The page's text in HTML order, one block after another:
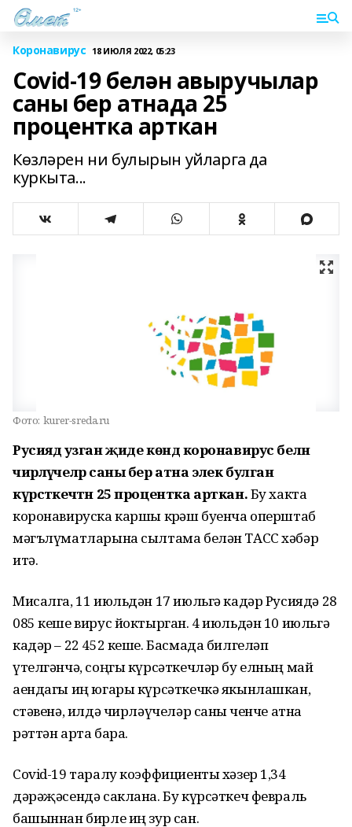
Коронавирус 18 ИЮЛЯ 2022, 05:23
Covid-19 белән авыручылар
саны бер атнада 25
процентка арткан
Көзләрен ни булырын уйларга да
куркыта...
Фото: kurer-sreda.ru
Русиядә узган җиде көндә коронавирус белән
чирләүчеләр саны бер атна элек булган
күрсәткечтән 25 процентка арткан.Бу хакта
коронавируска каршы көрәш буенча оперштаб
мәгълүматларына сылтама белән ТАСС хәбәр
итә.
Мисалга, 11 июльдән 17 июльгә кадәр Русиядә 28
085 кеше вирус йоктырган. 4 июльдән 10 июльгә
кадәр – 22 452 кеше. Басмада билгеләп
үтелгәнчә, соңгы күрсәткечләр бу елның май
аендагы иң югары күрсәткечкә якынлашкан,
өстәвенә, илдә чирләүчеләр саны өченче атна
рәттән арта бара.
Covid-19 таралу коэффициенты хәзер 1,34
дәрәҗәсендә саклана. Бу күрсәткеч февраль
башыннан бирле иң зур сан.